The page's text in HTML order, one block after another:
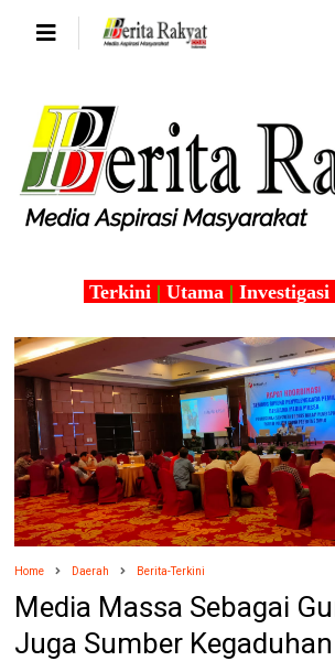
Terkini | Utama | Investigasi
Home Daerah Berita-Terkini
Media Massa Sebagai
Juga Sumber